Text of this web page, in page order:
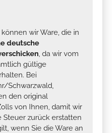
wir Ware, die in
deutsche
, da wir vom
gültige
Bei
Schwarzwald,
den original
von Ihnen, damit wir
Steuer zurück erstatten
wenn Sie die Ware an